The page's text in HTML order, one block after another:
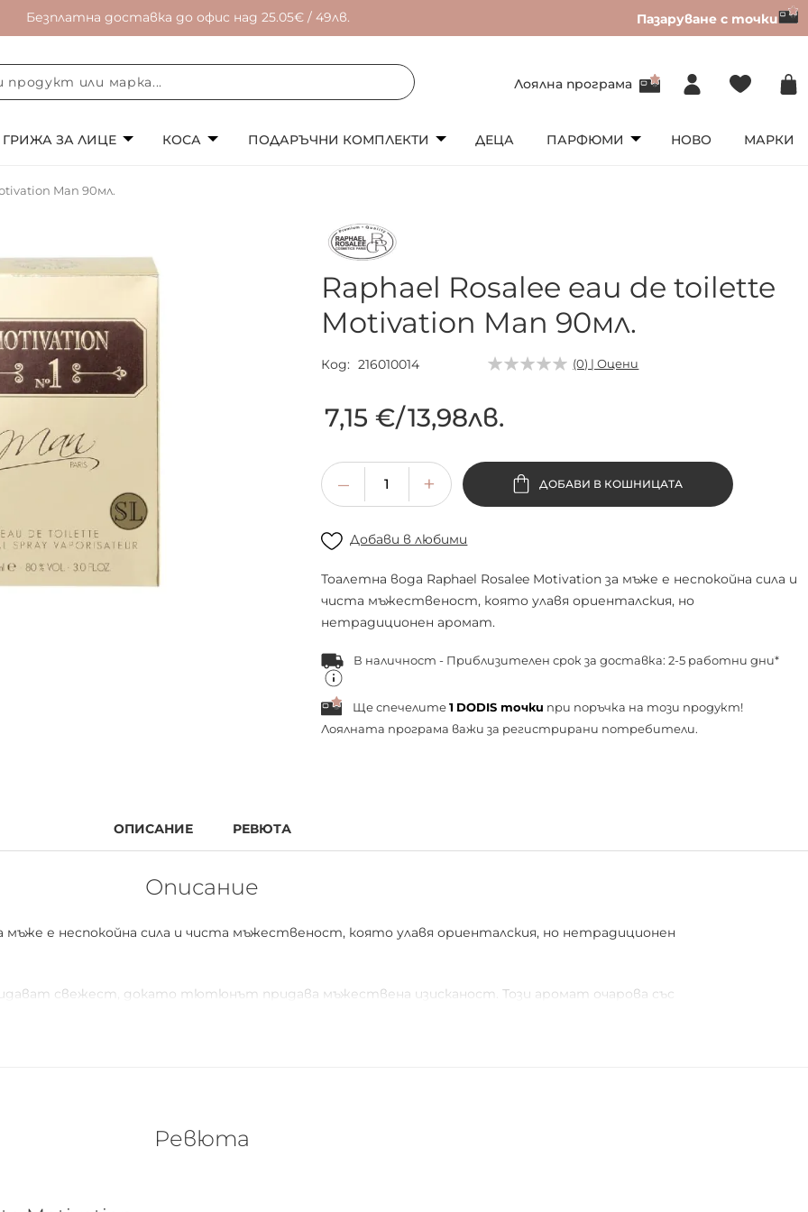
Безплатна доставка до офис над 25.05€ / 49лв. Пазаруване с точки
Лоялна програма
ГРИЖА ЗА ЛИЦЕ КОСА ПОДАРЪЧНИ КОМПЛЕКТИ ДЕЦА ПАРФЮМИ НОВО МАРКИ
Man 90мл.
Raphael Rosalee eau de toilette
Motivation Man 90мл.
Код 216010014 (0) | Оцени
7,15 €/13,98лв.
ДОБАВИ В КОШНИЦАТА
Добави в любими
Тоалетна вода Raphael Rosalee Motivation за мъже е неспокойна сила и
чиста мъжественост, която улавя ориенталския, но
нетрадиционен аромат.
В наличност - Приблизителен срок за доставка: 2-5 работни дни*
Ще спечелите 1 DODIS точки при поръчка на този продукт!
Лоялната програма важи за регистрирани потребители.
ОПИСАНИЕ РЕВЮТА
Описание
мъже е неспокойна сила и чиста мъжественост, която улавя ориенталския, но нетрадиционен
свежест, докато тютюнът придава мъжествена изисканост. Този аромат очарова със
Ревюта